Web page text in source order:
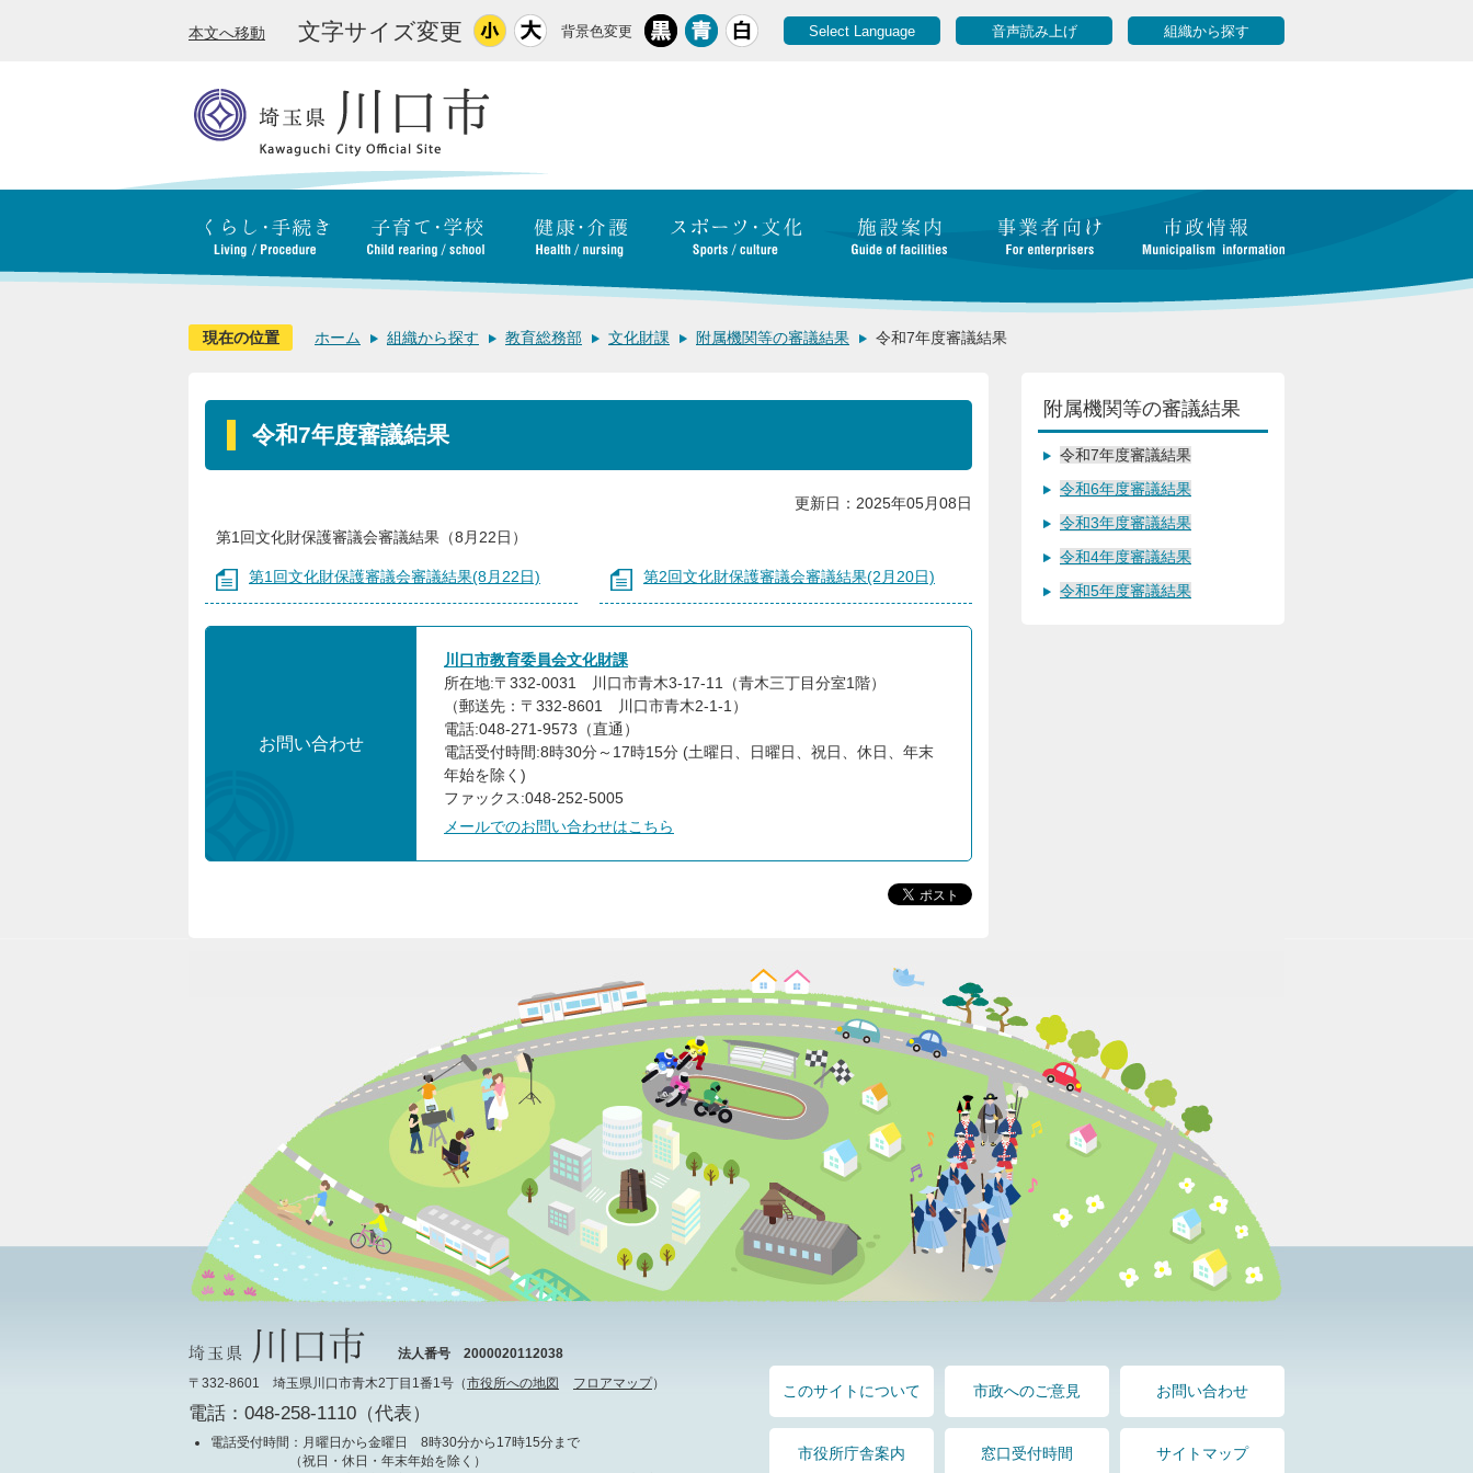
本文へ移動 文字サイズ変更 背景色変更 Select Language 音声読み上げ 組織から探す
現在の位置 ホーム 組織から探す 教育総務部 文化財課 附属機関等の審議結果 令和7年度審議結果
令和7年度審議結果
更新日：2025年05月08日
第1回文化財保護審議会審議結果（8月22日）
第1回文化財保護審議会審議結果(8月22日) 第2回文化財保護審議会審議結果(2月20日)
お問い合わせ
川口市教育委員会文化財課
所在地:〒332-0031 川口市青木3-17-11（青木三丁目分室1階）
（郵送先：〒332-8601 川口市青木2-1-1）
電話:048-271-9573（直通）
電話受付時間:8時30分～17時15分 (土曜日、日曜日、祝日、休日、年末
年始を除く)
ファックス:048-252-5005
メールでのお問い合わせはこちら
附属機関等の審議結果
令和7年度審議結果
令和6年度審議結果
令和3年度審議結果
令和4年度審議結果
令和5年度審議結果
法人番号 2000020112038
〒332-8601 埼玉県川口市青木2丁目1番1号（市役所への地図 フロアマップ）
電話：048-258-1110（代表）
電話受付時間 ：月曜日から金曜日 8時30分から17時15分まで
（祝日・休日・年末年始を除く）
このサイトについて 市政へのご意見 お問い合わせ
市役所庁舎案内 窓口受付時間 サイトマップ